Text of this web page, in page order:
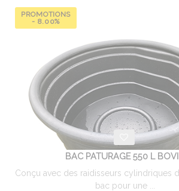
PROMOTIONS
- 8.00%
BAC PATURAGE 550 L
Conçu avec des raidisseurs cylindriques
bac pour une ...